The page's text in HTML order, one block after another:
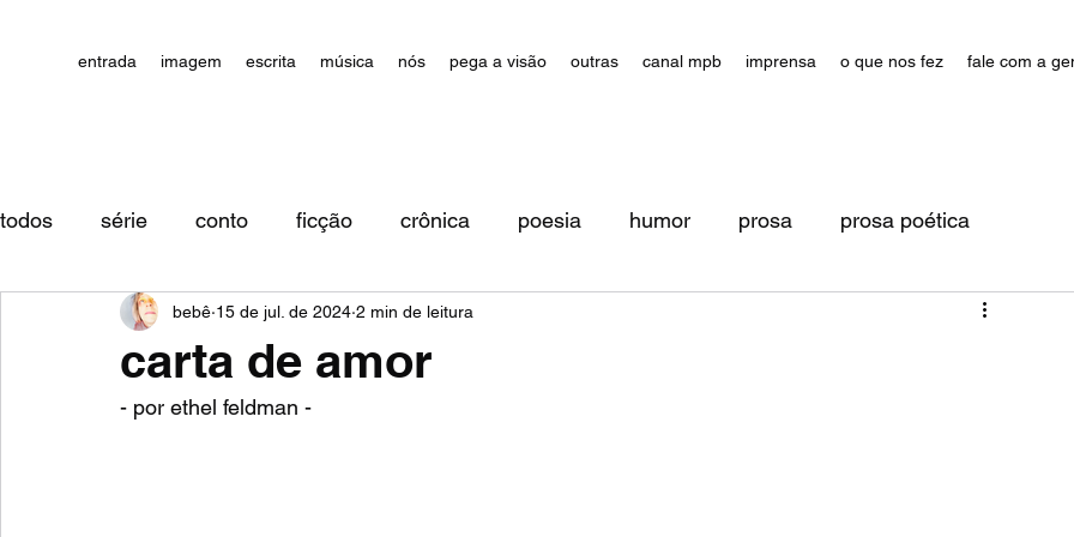
entrada imagem escrita música nós pega a visão outras canal mpb imprensa o que nos fez fale com a
todos série conto ficção crônica poesia humor prosa prosa poética
impressões/comentários
carta de amor
bebê 15 de jul. de 2024 2 min de leitura
- por ethel feldman -